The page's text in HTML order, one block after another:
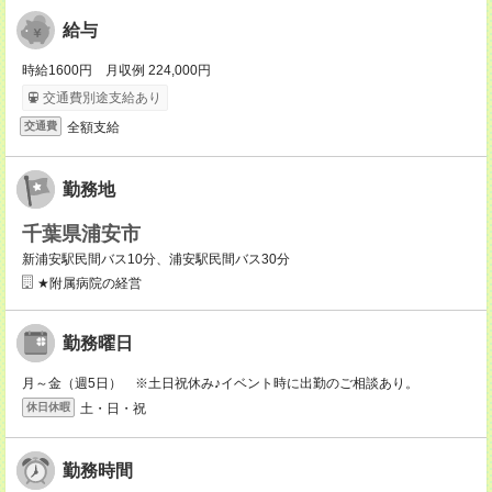
給与
時給1600円 月収例 224,000円
交通費別途支給あり
交通費 全額支給
勤務地
千葉県浦安市
新浦安駅民間バス10分、浦安駅民間バス30分
★附属病院の経営
勤務曜日
月～金（週5日） ※土日祝休み♪イベント時に出勤のご相談あり。
休日休暇 土・日・祝
勤務時間